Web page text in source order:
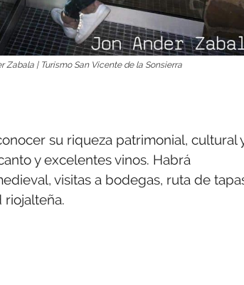
Zabala | Turismo San Vicente de la Sonsierra
su riqueza patrimonial, cultural
y excelentes vinos. Habrá
visitas a bodegas, ruta de
riojalteña.